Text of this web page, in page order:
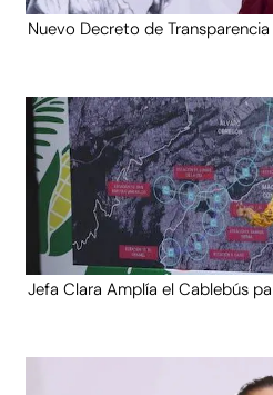
Nuevo Decreto de
Jefa Clara Amplía el Cablebús